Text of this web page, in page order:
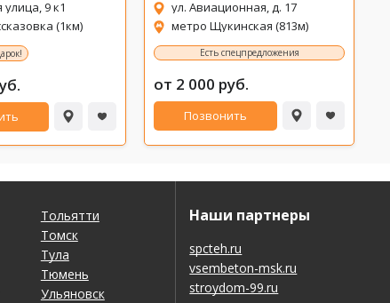
9 к1
(1км)
ул. Авиационная, д. 17
метро Щукинская (813м)
Есть спецпредложения
от 2 000 руб.
Позвонить
Тольятти
Томск
Тула
Тюмень
Ульяновск
Наши партнеры
spcteh.ru
vsembeton-msk.ru
stroydom-99.ru